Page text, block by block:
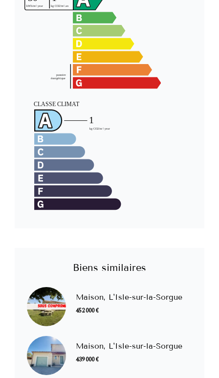
Biens similaires
Maison, L'Isle-sur-la-Sorgue
452 000 €
Maison, L'Isle-sur-la-Sorgue
439 000 €